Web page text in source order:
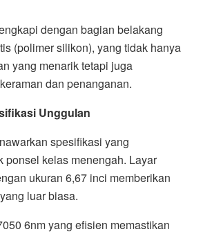
dengan bagian belakang
(polimer silikon), yang tidak hanya
yang menarik tetapi juga
dan penanganan.
Unggulan
spesifikasi yang
ponsel kelas menengah. Layar
ukuran 6,67 inci memberikan
luar biasa.
6nm yang efisien memastikan